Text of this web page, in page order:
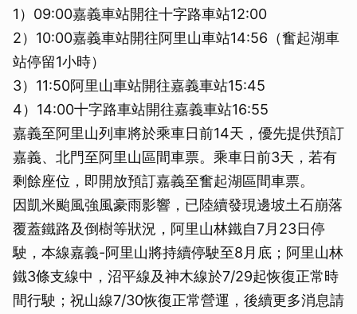
1）09:00嘉義車站開往十字路車站12:00
2）10:00嘉義車站開往阿里山車站14:56（奮起湖車
站停留1小時）
3）11:50阿里山車站開往嘉義車站15:45
4）14:00十字路車站開往嘉義車站16:55
嘉義至阿里山列車將於乘車日前14天，優先提供預訂
嘉義、北門至阿里山區間車票。乘車日前3天，若有
剩餘座位，即開放預訂嘉義至奮起湖區間車票。
因凱米颱風強風豪雨影響，已陸續發現邊坡土石崩落
覆蓋鐵路及倒樹等狀況，阿里山林鐵自7月23日停
駛，本線嘉義-阿里山將持續停駛至8月底；阿里山林
鐵3條支線中，沼平線及神木線於7/29起恢復正常時
間行駛；祝山線7/30恢復正常營運，後續更多消息請